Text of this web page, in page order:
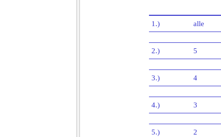
1.) alle
2.) 5
3.) 4
4.) 3
5.) 2